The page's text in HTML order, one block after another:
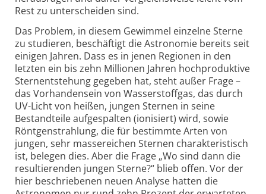
Rest zu unterscheiden sind.
Das Problem, in diesem Gewimmel einzelne Sterne
zu studieren, beschäftigt die Astronomie bereits seit
einigen Jahren. Dass es in jenen Regionen in den
letzten ein bis zehn Millionen Jahren hochproduktive
Sternentstehung gegeben hat, steht außer Frage –
das Vorhandensein von Wasserstoffgas, das durch
UV-Licht von heißen, jungen Sternen in seine
Bestandteile aufgespalten (ionisiert) wird, sowie
Röntgen­strahlung, die für bestimmte Arten von
jungen, sehr massereichen Sternen charakteristisch
ist, belegen dies. Aber die Frage „Wo sind dann die
resultierenden jungen Sterne?“ blieb offen. Vor der
hier beschriebenen neuen Analyse hatten die